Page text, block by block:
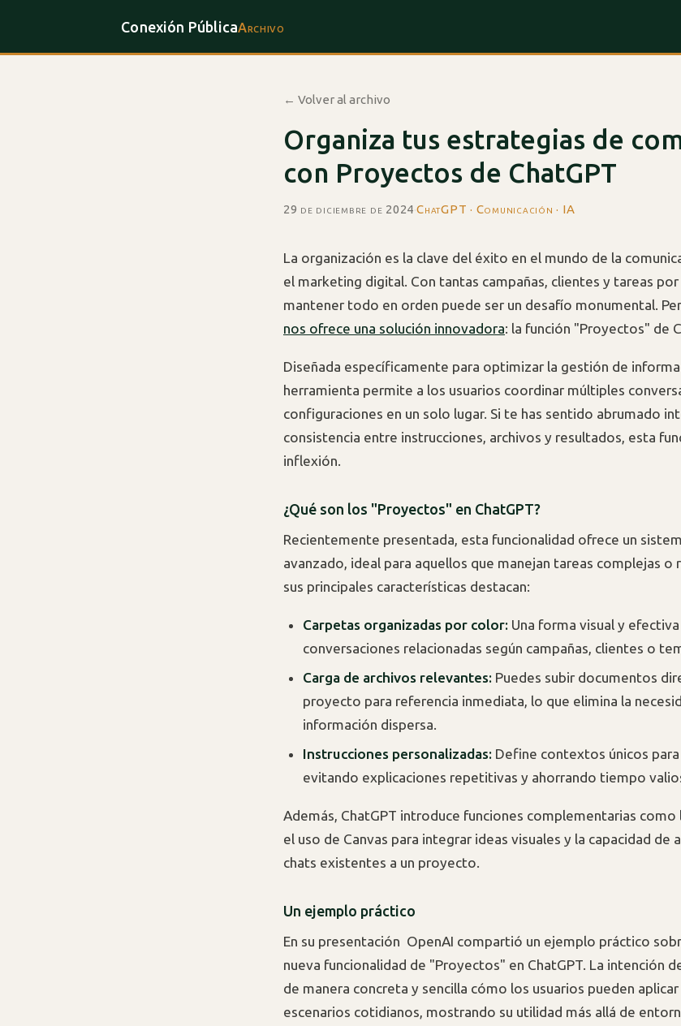
Conexión PúblicaArchivo
← Volver al archivo
Organiza tus estrategias de
con Proyectos de ChatGPT
29 de diciembre de 2024·ChatGPT · Comunicación · IA
La organización es la clave del éxito en el mundo de la
el marketing digital. Con tantas campañas, clientes y tareas por
mantener todo en orden puede ser un desafío monumental.
nos ofrece una solución innovadora: la función "Proyectos" de
Diseñada específicamente para optimizar la gestión de
herramienta permite a los usuarios coordinar múltiples
configuraciones en un solo lugar. Si te has sentido abrumado
consistencia entre instrucciones, archivos y resultados, esta
inflexión.
¿Qué son los "Proyectos" en ChatGPT?
Recientemente presentada, esta funcionalidad ofrece un
avanzado, ideal para aquellos que manejan tareas complejas o
sus principales características destacan:
Carpetas organizadas por color:Una forma visual y
conversaciones relacionadas según campañas, clientes o
Carga de archivos relevantes:Puedes subir documentos
proyecto para referencia inmediata, lo que elimina la
información dispersa.
Instrucciones personalizadas:Define contextos únicos para
evitando explicaciones repetitivas y ahorrando tiempo
Además, ChatGPT introduce funciones complementarias como
el uso de Canvas para integrar ideas visuales y la capacidad de
chats existentes a un proyecto.
Un ejemplo práctico
En su presentación OpenAI compartió un ejemplo práctico
nueva funcionalidad de "Proyectos" en ChatGPT. La intención
de manera concreta y sencilla cómo los usuarios pueden
escenarios cotidianos, mostrando su utilidad más allá de